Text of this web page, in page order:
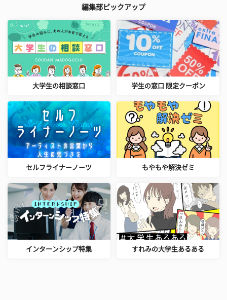
編集部ピックアップ
大学生の相談窓口 学生の窓口 限定クーポン
セルフライナーノーツ もやもや解決ゼミ
インターンシップ特集 すれみの大学生あるある